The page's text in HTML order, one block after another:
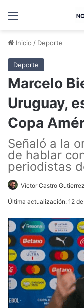
Menú
Inicio / Deporte
Deporte
Marcelo
Uruguay,
Copa
Señaló a la
de hablar
periodistas
Víctor Castro Gutierrez
Última actualización: 12